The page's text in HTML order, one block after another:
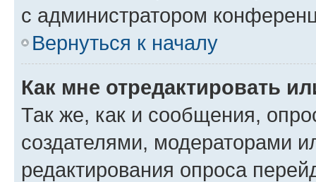
с администратором
Вернуться к началу
Как мне отредактировать
Так же, как и сообщения,
создателями, модераторами
редактирования опроса